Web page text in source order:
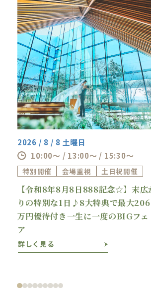
ゲスト満足度を左右するおもて
る“料理”、だからこそ、しっか
おふたりへ。
本フェアでは、料理重視の方限
クアップや人気オプション特典
おふたりのこだわりが、ゲスト
としてしっかり伝わる結婚式を
“美味しかったね”が自然とこぼ
日を一緒に叶えましょう。
≪最大166万円OFF≫挙式料無料
など豪華特典多数
１件目ご来館で1万円ギフト券付
2026 / 8 / 8 土曜日
10:00～ / 13:00～ / 15:30～
特別開催 会場重視 土日祝開催
【令和8年8月8日888記念☆】末広
りの特別な1日♪8大特典で最大206
万円優待付き一生に一度のBIGフェ
ア
詳しく見る